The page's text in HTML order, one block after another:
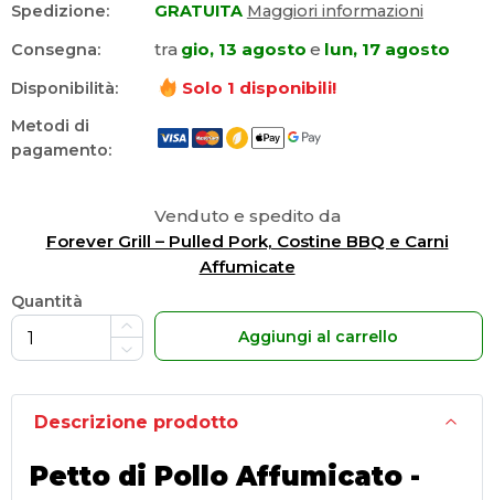
Spedizione: GRATUITA Maggiori informazioni
Consegna:
tra gio, 13 agosto e lun, 17 agosto
Disponibilità: Solo 1 disponibili!
Metodi di
pagamento:
Venduto e spedito da
Forever Grill – Pulled Pork, Costine BBQ e Carni
Affumicate
Quantità
Aggiungi al carrello
Descrizione prodotto
Petto di Pollo Affumicato -